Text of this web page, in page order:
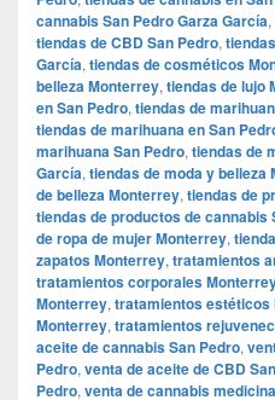
cannabis San Pedro Garza García,
tiendas de CBD San Pedro,
García, tiendas de cosméticos
belleza Monterrey, tiendas de lujo
en San Pedro, tiendas de
tiendas de marihuana en San
marihuana San Pedro, tiendas de
García, tiendas de moda y belleza
de belleza Monterrey, tiendas de
tiendas de productos de cannabis
de ropa de mujer Monterrey,
zapatos Monterrey, tratamientos
tratamientos corporales
Monterrey, tratamientos estéticos
Monterrey, tratamientos
aceite de cannabis San Pedro,
Pedro, venta de aceite de CBD
Pedro, venta de cannabis